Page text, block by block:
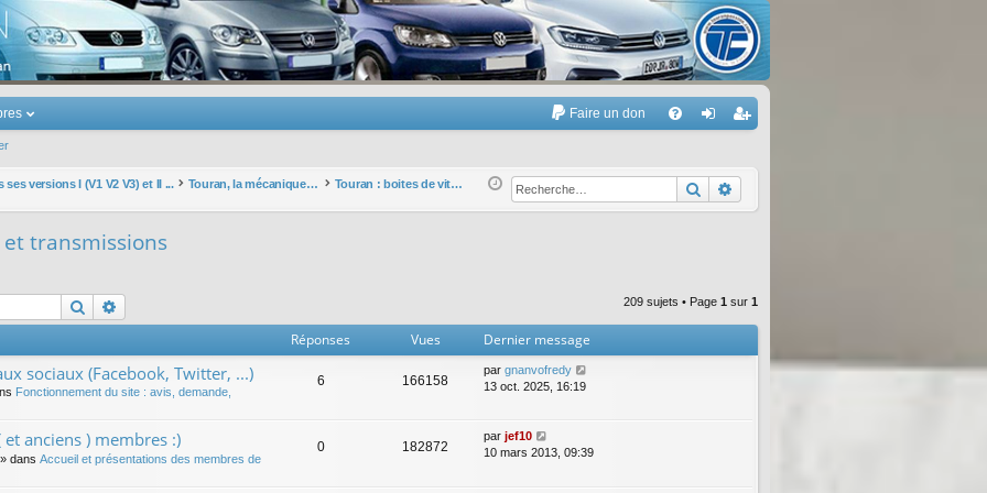
Touran
Faire un don
Q ne
xi
nr
eg
r
versions I (V1 V2 V3) et II ... Touran, la mécanique : moteurs, boites, transmissions, freins, direction, roues Touran : boites de vitesses et transmissions Rechercher
transmissions
Rechercher 209 sujets • Page 1 sur 1
Réponses Vues Dernier message
sociaux (Facebook, Twitter, ...)
Fonctionnement du site : avis, demande,
6 166158
par gnanvofredy
13 oct. 2025, 16:19
anciens ) membres :)
» dans Accueil et présentations des membres de
0 182872
par jef10
10 mars 2013, 09:39